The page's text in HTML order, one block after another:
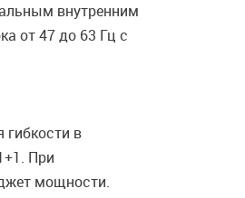
внутренним
от 47 до 63 Гц с
в
При
мощности.